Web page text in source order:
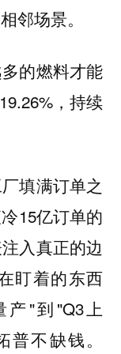
邻场景。
的燃料才能
，持续
填满订单之
15亿订单的
入真正的边
盯着的东西
"到"Q3上
不缺钱。